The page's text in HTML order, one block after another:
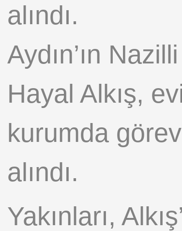
alındı.
Aydın’ın
Hayal Alkış,
kurumda
alındı.
Yakınları,